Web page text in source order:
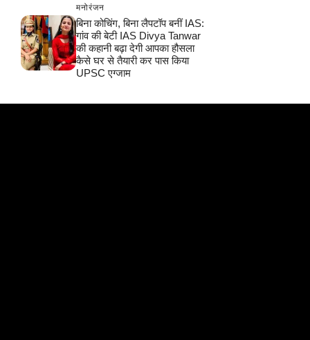
मनोरंजन
बिना कोचिंग, बिना लैपटॉप बनीं IAS:
गांव की बेटी IAS Divya Tanwar
की कहानी बढ़ा देगी आपका हौसला
कैसे घर से तैयारी कर पास किया
UPSC एग्जाम